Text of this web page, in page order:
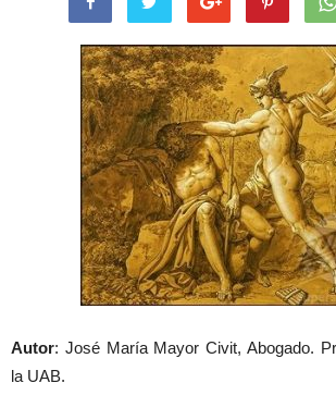
Autor: José María Mayor Civit, Abogado.
la UAB.